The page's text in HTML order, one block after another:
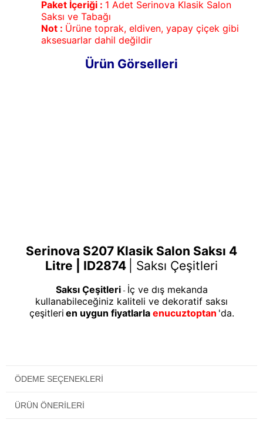
Paket İçeriği : 1 Adet Serinova Klasik Salon
Saksı ve Tabağı
Not : Ürüne toprak, eldiven, yapay çiçek gibi
aksesuarlar dahil değildir
Ürün Görselleri
Serinova S207 Klasik Salon Saksı 4
Litre | ID2874
Saksı Çeşitleri
Saksı Çeşitleri- İç ve dış mekanda
kullanabileceğiniz kaliteli ve dekoratif saksı
çeşitleri en uygun fiyatlarla enucuztoptan 'da.
ÖDEME SEÇENEKLERI
ÜRÜN ÖNERILERI